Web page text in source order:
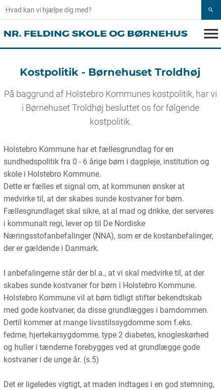
search
menu
Kostpolitik - Børnehuset Troldhøj
På baggrund af Holstebro Kommunes kostpolitik, har vi
i Børnehuset Troldhøj besluttet os for følgende
kostpolitik.
Holstebro Kommune har et fællesgrundlag for en
sundhedspolitik fra 0 - 6 årige børn i dagpleje, institution og
skole i Holstebro Kommune.
Dette er fælles et signal om, at kommunen ønsker at
medvirke til, at der skabes sunde kostvaner for børn.
Fællesgrundlaget skal sikre, at al mad og drikke, der serveres
i kommunalt regi, lever op til De Nordiske
Næringsstofanbefalinger (NNA), som er de kostanbefalinger,
der er gældende i Danmark.
I anbefalingerne står der bl.a., at vi skal medvirke til, at der
skabes sunde kostvaner for børn i Holstebro Kommune.
Holstebro Kommune vil at børn tidligt stifter bekendtskab
med gode kostvaner, da disse grundlægges i barndommen.
Dertil kommer at mange livsstilssygdomme som f.eks.
fedme, hjertekarsygdomme, type 2 diabetes, knogleskørhed
og huller i tænderne forebygges ved at grundlægge gode
kostvaner i de unge år. (s.5)
Det er ligeledes vigtigt, at maden indtages i en god stemning,